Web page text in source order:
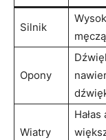
Silnik
Opony
Wiatry